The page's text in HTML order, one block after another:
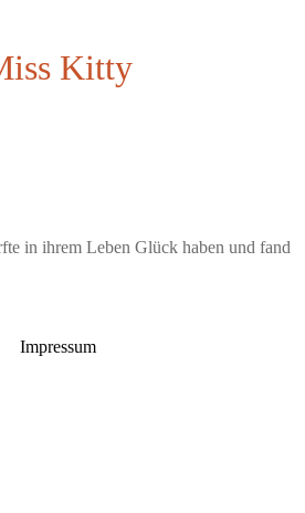
Kitty
in ihrem Leben Glück haben und fand
Impressum